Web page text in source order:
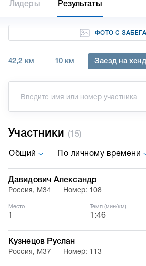
Лидеры Результаты
ФОТО С ЗАБЕГА
42,2 км 10 км Заезд на
Участники (15)
Общий По личному времени
Давидович Александр
Россия, М34 Номер: 108
Место Темп (мин/км)
1:46
Кузнецов Руслан
Россия, М37 Номер: 113